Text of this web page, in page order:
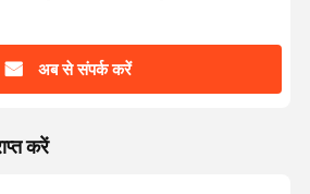
अब से संपर्क करें
करें